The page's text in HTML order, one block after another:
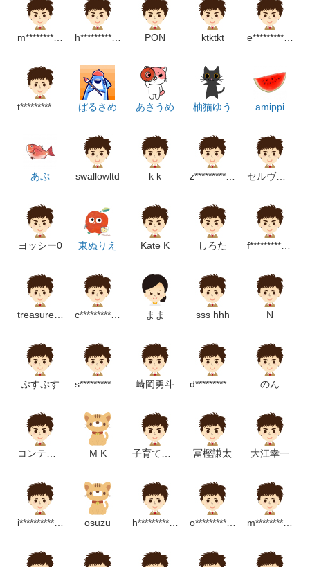
m*************************m h*******************m PON ktktkt e*******************p
t******************m ぱるさめ あさうめ 柚猫ゆう amippi
あぷ swallowltd k k z******************m セルヴァン
ヨッシー0 東ぬりえ Kate K しろた f**********************p
treasure invisivel c*****************m まま sss hhh N
ぷすぷす s**********************m 崎岡勇斗 d**********************p のん
コンテンツデザイン M K 子育てこどもと 冨樫謙太 大江幸一
i****************m osuzu h*******************m o*******************m m*************************p